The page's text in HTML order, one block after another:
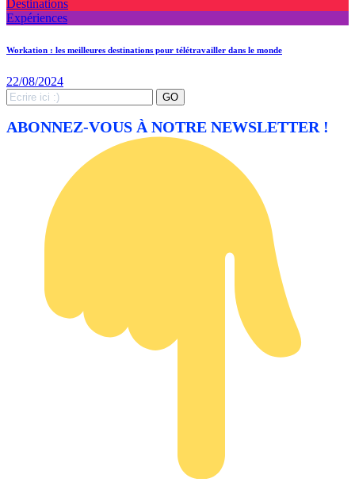
Destinations
Expériences
Workation : les meilleures destinations pour télétravailler dans le monde
22/08/2024
Search
for:
GO
ABONNEZ-VOUS À NOTRE NEWSLETTER !